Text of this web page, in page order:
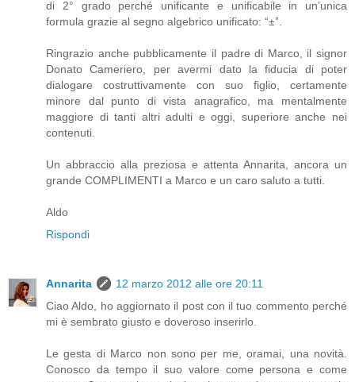
di 2° grado perché unificante e unificabile in un’unica
formula grazie al segno algebrico unificato: “±”.
Ringrazio anche pubblicamente il padre di Marco, il signor
Donato Cameriero, per avermi dato la fiducia di poter
dialogare costruttivamente con suo figlio, certamente
minore dal punto di vista anagrafico, ma mentalmente
maggiore di tanti altri adulti e oggi, superiore anche nei
contenuti.
Un abbraccio alla preziosa e attenta Annarita, ancora un
grande COMPLIMENTI a Marco e un caro saluto a tutti.
Aldo
Rispondi
Annarita
12 marzo 2012 alle ore 20:11
Ciao Aldo, ho aggiornato il post con il tuo commento perché
mi è sembrato giusto e doveroso inserirlo.
Le gesta di Marco non sono per me, oramai, una novità.
Conosco da tempo il suo valore come persona e come